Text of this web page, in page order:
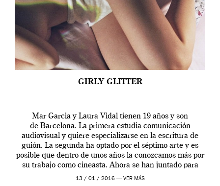
GIRLY GLITTER
Mar Garcia y Laura Vidal tienen 19 años y son
de Barcelona. La primera estudia comunicación
audiovisual y quiere especializarse en la escritura de
guión. La segunda ha optado por el séptimo arte y es
posible que dentro de unos años la conozcamos más por
su trabajo como cineasta. Ahora se han juntado para
contarnos una […]
13 / 01 / 2016 — VER MÁS